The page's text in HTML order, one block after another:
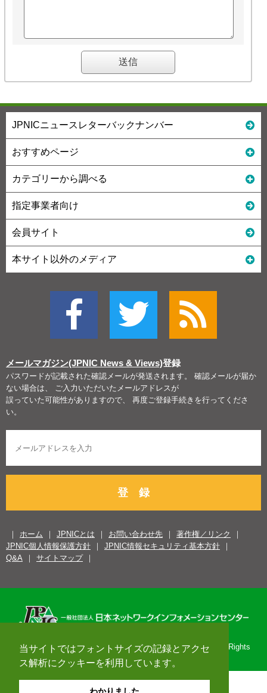
当サイトではフォントサイズの記録とアクセ
ス解析にクッキーを利用しています。
JPNICニュースレターバックナンバー
おすすめページ
カテゴリーから調べる
指定事業者向け
会員サイト
本サイト以外のメディア
メールマガジン(JPNIC News & Views)登録
パスワードが記載された確認メールが発送されます。 確認メールが届か
ない場合は、 ご入力いただいたメールアドレスが
誤っていた可能性がありますので、 再度ご登録手続きを行ってくださ
い。
登 録
ホーム JPNICとは お問い合わせ先
著作権／リンク
JPNIC個人情報保護方針
JPNIC情報セキュリティ基本方針
Q&A
サイトマップ
Copyright© 1996-2026 Japan Network Information Center. All Rights
Reserved.